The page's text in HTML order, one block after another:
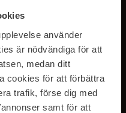
använder
är nödvändiga för att
medan ditt
cookies för att förbättra
trafik, förse dig med
samt för att
VÅRA
vårIntegritetspolicy.